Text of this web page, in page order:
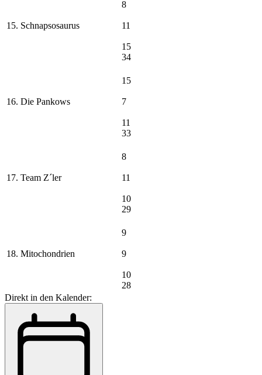
15. Schnapsosaurus
8
11
15
34
16. Die Pankows
15
7
11
33
17. Team Z´ler
8
11
10
29
18. Mitochondrien
9
9
10
28
Direkt in den Kalender: